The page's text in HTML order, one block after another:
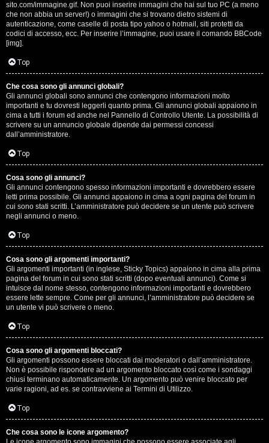
sito.com/immagine.gif. Non puoi inserire immagini che hai sul tuo PC (a meno
che non abbia un server!) o immagini che si trovano dietro sistemi di
autenticazione, come caselle di posta tipo yahoo o hotmail, siti protetti da
codici di accesso, ecc. Per inserire l’immagine, puoi usare il comando BBCode
[img].
Top
Che cosa sono gli annunci globali?
Gli annunci globali sono annunci che contengono informazioni molto
importanti e tu dovresti leggerli quanto prima. Gli annunci globali appaiono in
cima a tutti i forum ed anche nel Pannello di Controllo Utente. La possibilità di
scrivere su un annuncio globale dipende dai permessi concessi
dall’amministratore.
Top
Cosa sono gli annunci?
Gli annunci contengono spesso informazioni importanti e dovrebbero essere
letti prima possibile. Gli annunci appaiono in cima a ogni pagina del forum in
cui sono stati scritti. L’amministratore può decidere se un utente può scrivere
negli annunci o meno.
Top
Cosa sono gli argomenti importanti?
Gli argomenti importanti (in inglese, Sticky Topics) appaiono in cima alla prima
pagina del forum in cui sono stati scritti (dopo eventuali annunci). Come si
intuisce dal nome stesso, contengono informazioni importanti e dovrebbero
essere lette sempre. Come per gli annunci, l’amministratore può decidere se
un utente vi può scrivere o meno.
Top
Cosa sono gli argomenti bloccati?
Gli argomenti possono essere bloccati dai moderatori o dall’amministratore.
Non è possibile rispondere ad un argomento bloccato così come i sondaggi
chiusi terminano automaticamente. Un argomento può venire bloccato per
varie ragioni, ad es. se contravviene ai Termini di Utilizzo.
Top
Che cosa sono le icone argomento?
C
o
s
a
c
i
p
i
a
c
e
e
c
o
s
a
n
o
n
c
i